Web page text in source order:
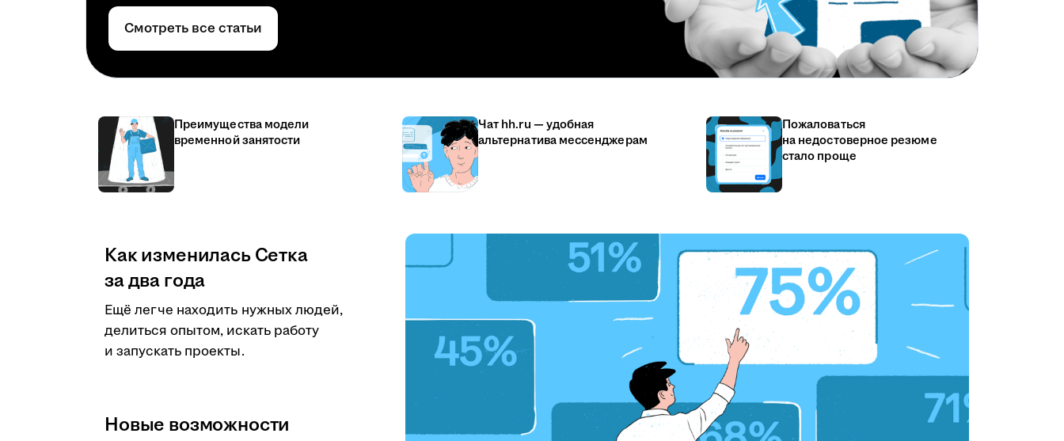
Смотреть все статьи
Преимущества модели
временной занятости
Чат hh.ru — удобная
альтернатива мессенджерам
Пожаловаться
на недостоверное резюме
стало проще
Как изменилась Сетка
за два года
Ещё легче находить нужных людей,
делиться опытом, искать работу
и запускать проекты.
Новые возможности